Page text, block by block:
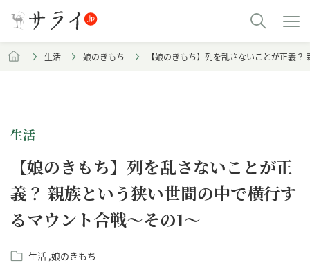
生活 娘のきもち 【娘のきもち】列を乱さないことが正義
生活
【娘のきもち】列を乱さないことが正
義？ 親族という狭い世間の中で横行す
るマウント合戦～その1～
生活 娘のきもち